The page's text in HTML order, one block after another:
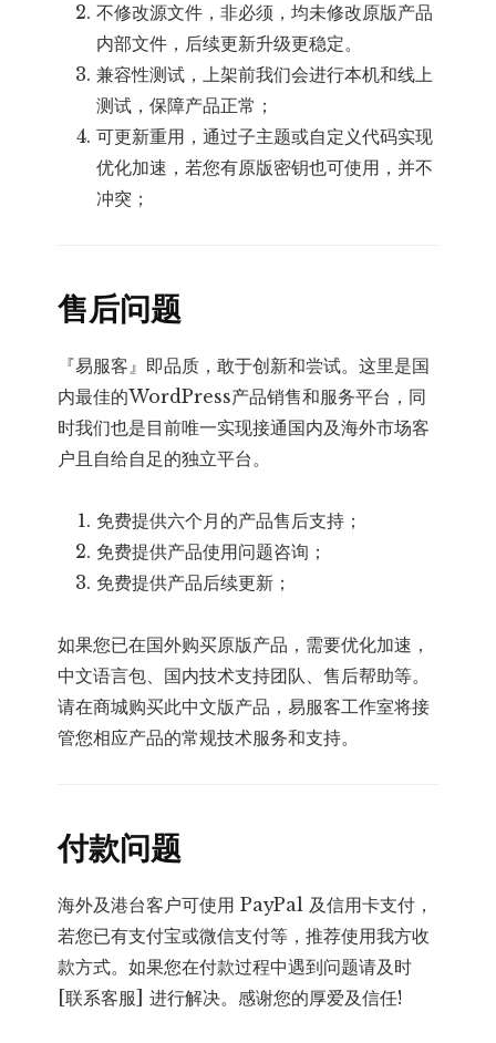
不修改源文件，非必须，均未修改原版产品
内部文件，后续更新升级更稳定。
兼容性测试，上架前我们会进行本机和线上
测试，保障产品正常；
可更新重用，通过子主题或自定义代码实现
优化加速，若您有原版密钥也可使用，并不
冲突；
售后问题
『易服客』即品质，敢于创新和尝试。这里是国
内最佳的WordPress产品销售和服务平台，同
时我们也是目前唯一实现接通国内及海外市场客
户且自给自足的独立平台。
免费提供六个月的产品售后支持；
免费提供产品使用问题咨询；
免费提供产品后续更新；
如果您已在国外购买原版产品，需要优化加速，
中文语言包、国内技术支持团队、售后帮助等。
请在商城购买此中文版产品，易服客工作室将接
管您相应产品的常规技术服务和支持。
付款问题
海外及港台客户可使用 PayPal 及信用卡支付，
若您已有支付宝或微信支付等，推荐使用我方收
款方式。如果您在付款过程中遇到问题请及时
[联系客服] 进行解决。感谢您的厚爱及信任!